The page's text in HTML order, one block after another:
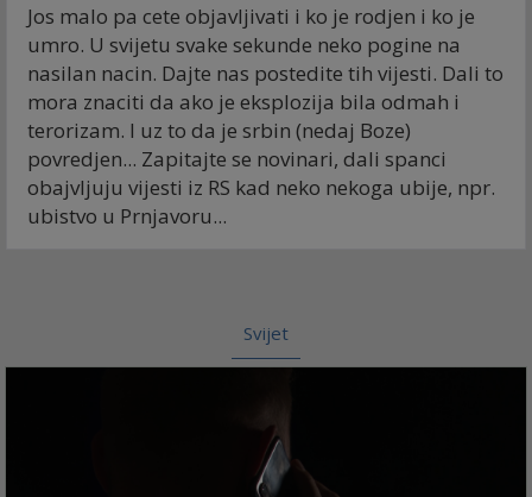
Jos malo pa cete objavljivati i ko je rodjen i ko je
umro. U svijetu svake sekunde neko pogine na
nasilan nacin. Dajte nas postedite tih vijesti. Dali to
mora znaciti da ako je eksplozija bila odmah i
terorizam. I uz to da je srbin (nedaj Boze)
povredjen... Zapitajte se novinari, dali spanci
obajvljuju vijesti iz RS kad neko nekoga ubije, npr.
ubistvo u Prnjavoru...
Svijet